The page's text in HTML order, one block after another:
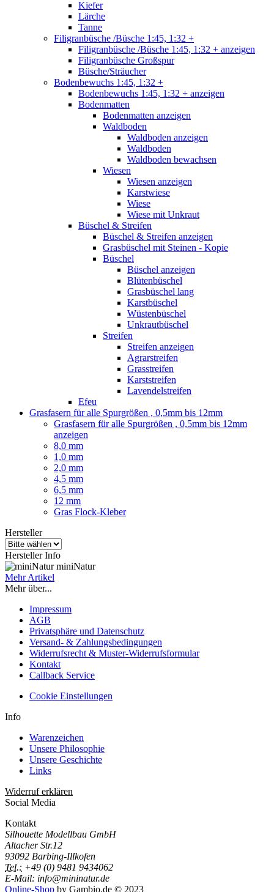
Kiefer
Lärche
Tanne
Filigranbüsche /Büsche 1:45, 1:32 +
Filigranbüsche /Büsche 1:45, 1:32 + anzeigen
Filigranbüsche Großspur
Büsche/Sträucher
Bodenbewuchs 1:45, 1:32 +
Bodenbewuchs 1:45, 1:32 + anzeigen
Bodenmatten
Bodenmatten anzeigen
Waldboden
Waldboden anzeigen
Waldboden
Waldboden bewachsen
Wiesen
Wiesen anzeigen
Karstwiese
Wiese
Wiese mit Unkraut
Büschel & Streifen
Büschel & Streifen anzeigen
Grasbüschel mit Steinen - Kopie
Büschel
Büschel anzeigen
Blütenbüschel
Grasbüschel lang
Karstbüschel
Wüstenbüschel
Unkrautbüschel
Streifen
Streifen anzeigen
Agrarstreifen
Grasstreifen
Karststreifen
Lavendelstreifen
Efeu
Grasfasern für alle Spurgrößen , 0,5mm bis 12mm
Grasfasern für alle Spurgrößen , 0,5mm bis 12mm
anzeigen
8,0 mm
1,0 mm
2,0 mm
4,5 mm
6,5 mm
12 mm
Gras Flock-Kleber
Hersteller
Hersteller Info
miniNatur
Mehr Artikel
Mehr über...
Impressum
AGB
Privatsphäre und Datenschutz
Versand- & Zahlungsbedingungen
Widerrufsrecht & Muster-Widerrufsformular
Kontakt
Callback Service
Cookie Einstellungen
Info
Warenzeichen
Unsere Philosophie
Unsere Geschichte
Links
Widerruf erklären
Social Media
Kontakt
Silhouette Modellbau GmbH
Altacher Str.12
93092 Barbing-Illkofen
Tel.: +49 (0) 9481 9434062
E-Mail: info@mininatur.de
Online-Shop by Gambio.de © 2023